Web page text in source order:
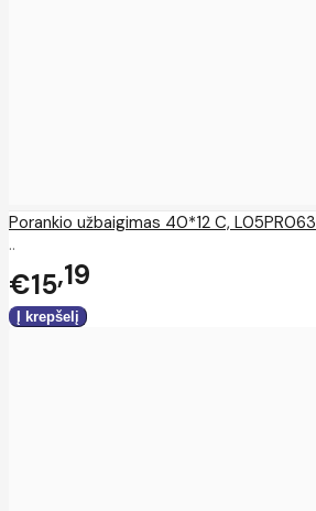
Porankio užbaigimas 40*12 C, L05PR063
..
€15 19